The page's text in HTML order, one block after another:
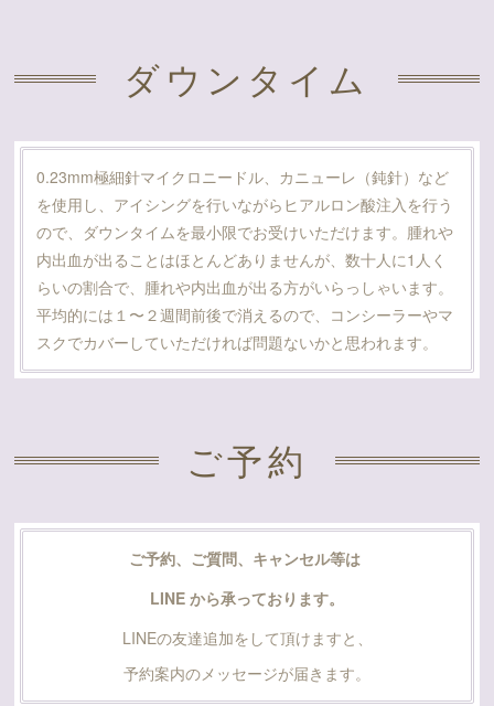
ダウンタイム
0.23mm極細針マイクロニードル、カニューレ（鈍針）など
を使用し、アイシングを行いながらヒアルロン酸注入を行う
ので、ダウンタイムを最小限でお受けいただけます。腫れや
内出血が出ることはほとんどありませんが、数十人に1人く
らいの割合で、腫れや内出血が出る方がいらっしゃいます。
平均的には１〜２週間前後で消えるので、コンシーラーやマ
スクでカバーしていただければ問題ないかと思われます。
ご予約
ご予約、ご質問、キャンセル等は
LINE から承っております。
LINEの友達追加をして頂けますと、
予約案内のメッセージが届きます。